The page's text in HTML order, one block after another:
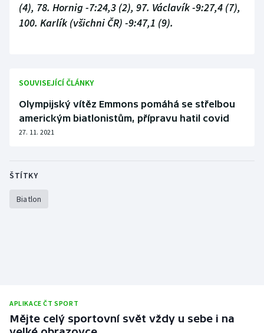
(4), 78. Hornig -7:24,3 (2), 97. Václavík -9:27,4 (7),
100. Karlík (všichni ČR) -9:47,1 (9).
SOUVISEJÍCÍ ČLÁNKY
Olympijský vítěz Emmons pomáhá se střelbou
americkým biatlonistům, přípravu hatil covid
27. 11. 2021
ŠTÍTKY
Biatlon
APLIKACE ČT SPORT
Mějte celý sportovní svět vždy u sebe i na